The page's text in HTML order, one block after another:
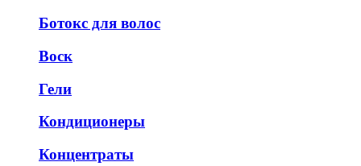
Ботокс для волос
Воск
Гели
Кондиционеры
Концентраты